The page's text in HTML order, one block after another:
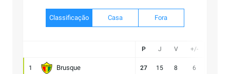
Classificação Casa Fora
P J V +/-
1 Brusque 27 15 8 6